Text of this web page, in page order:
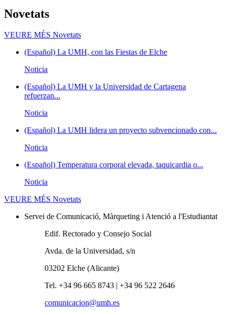
Novetats
VEURE MÉS Novetats
(Español) La UMH, con las Fiestas de Elche
Noticia
(Español) La UMH y la Universidad de Cartagena
refuerzan...
Noticia
(Español) La UMH lidera un proyecto subvencionado con...
Noticia
(Español) Temperatura corporal elevada, taquicardia o...
Noticia
VEURE MÉS Novetats
Servei de Comunicació, Màrqueting i Atenció a l'Estudiantat
Edif. Rectorado y Consejo Social
Avda. de la Universidad, s/n
03202 Elche (Alicante)
Tel. +34 96 665 8743 | +34 96 522 2646
comunicacion@umh.es